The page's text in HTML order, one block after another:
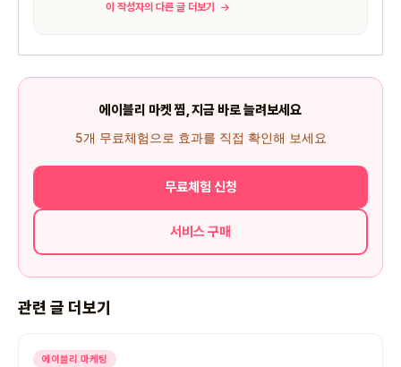
이 작성자의 다른 글 더보기
에이블리 마켓 찜, 지금 바로 늘려보세요
5개 무료체험으로 효과를 직접 확인해 보세요
무료체험 신청
서비스 구매
관련 글 더보기
에이블리 마케팅